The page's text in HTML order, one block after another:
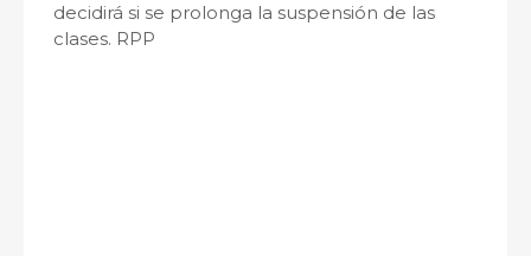
decidirá si se prolonga la suspensión de las
clases. RPP